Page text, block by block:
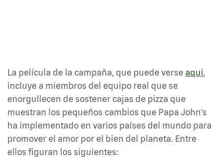
La película de la campaña, que puede verse aqui,
incluye a miembros del equipo real que se
enorgullecen de sostener cajas de pizza que
muestran los pequeños cambios que Papa John's
ha implementado en varios países del mundo para
promover el amor por el bien del planeta. Entre
ellos figuran los siguientes: